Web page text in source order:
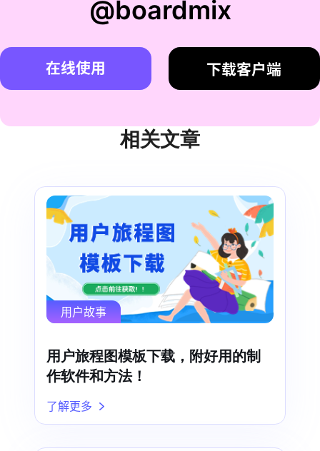
@boardmix
在线使用 下载客户端
相关文章
用户故事
用户旅程图模板下载，附好用的制
作软件和方法！
了解更多